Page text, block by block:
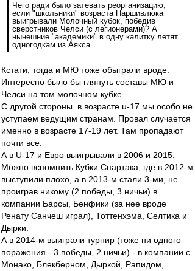
Чего ради было затевать реорганизацию,
если "школьники" возраста Паршивлюка
выигрывали Молочный кубок, победив
сверстников Челси (с легионерами)? А
нынешние "академики" в одну калитку летят
одногодкам из Аякса.
Кстати, тогда и МЮ тоже обыграли вроде.
Интересно было бы глянуть составы МЮ и
Челси на том молочном кубке.
С другой стороны. в возрасте u-17 мы особо не
уступаем ведущим странам. Провал случается
именно в возрасте 17-19 лет. Там пропадают
почти все.
А в U-17 и Евро выигрывали в 2006 и 2015.
Можно вспомнить Кубки Спартака, где в 2012-м
выступили плохо, а в 2013-м стали 3-ми, не
проиграв никому (2 победы, 3 ничьи) в
компании Барсы, Бенфики (за нее вроде
Ренату Санчеш играл), Тоттенхэма, Селтика и
Дырки.
А в 2014-м выиграли турнир (тоже ни одного
поражения - 3 победы, 2 ничьи) - в компании с
Монако, Блекберном, Дыркой, Рапидом,